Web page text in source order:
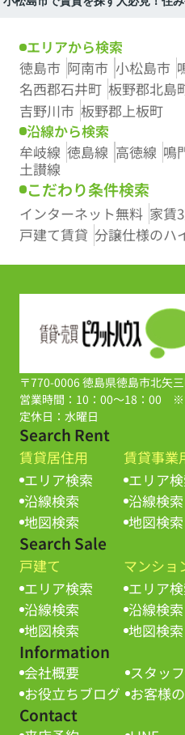
エリアから検索
徳島市 阿南市 小松島市
名西郡石井町 板野郡北島
吉野川市 板野郡上板町
沿線から検索
牟岐線 徳島線 高徳線 鳴
土讃線
こだわり条件検索
インターネット無料 家賃
戸建て賃貸 分譲仕様のハ
〒770-0006 徳島県徳島市北矢
営業時間：10：00～18：00 ※
定休日：水曜日
Search Rent
賃貸居住用
エリア検索
沿線検索
地図検索
賃貸事業
エリア
沿線検索
地図検索
Search Sale
戸建て
エリア検索
沿線検索
地図検索
マンショ
エリア
沿線検索
地図検索
Information
会社概要 スタッ
お役立ちブログ お客様
Contact